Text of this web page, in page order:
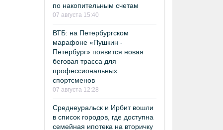
по накопительным счетам
07 августа 15:40
ВТБ: на Петербургском
марафоне «Пушкин -
Петербург» появится новая
беговая трасса для
профессиональных
спортсменов
07 августа 12:28
Среднеуральск и Ирбит вошли
в список городов, где доступна
семейная ипотека на вторичку